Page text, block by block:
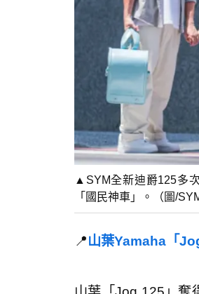
▲SYM全新迪爵125多
「國民神車」。（圖/
📍山葉Yamaha「